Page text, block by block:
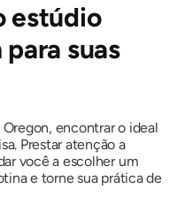
estúdio
suas
encontrar o ideal
Prestar atenção a
você a escolher um
e torne sua prática de